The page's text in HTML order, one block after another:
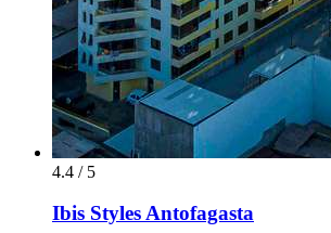
4.4 / 5
Ibis Styles Antofagasta